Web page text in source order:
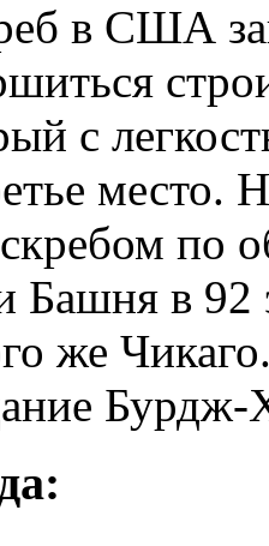
в США
с
место.
по
Башня в
же